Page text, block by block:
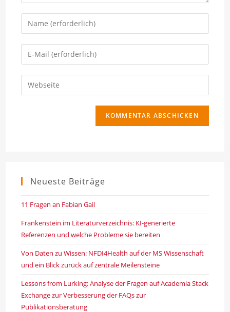
Gib
deinen
Namen
oder
zum
Kommentieren
Gib
deine
E-
Mail-
Gib
deine
Neueste Beiträge
11 Fragen an Fabian Gail
Frankenstein im Literaturverzeichnis: KI-generierte
Referenzen und welche Probleme sie bereiten
Von Daten zu Wissen: NFDI4Health auf der MS Wissenschaft
und ein Blick zurück auf zentrale Meilensteine
Lessons from Lurking: Analyse der Fragen auf Academia Stack
Exchange zur Verbesserung der FAQs zur
Publikationsberatung